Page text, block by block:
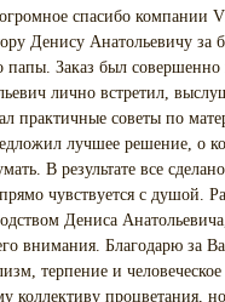
огромное спасибо компании
Денису Анатольевичу за
папы. Заказ был совершенно
лично встретил,
практичные советы по
лучшее решение, о
В результате все
чувствуется с душой.
Дениса
внимания. Благодарю за
терпение и
коллективу процветания,